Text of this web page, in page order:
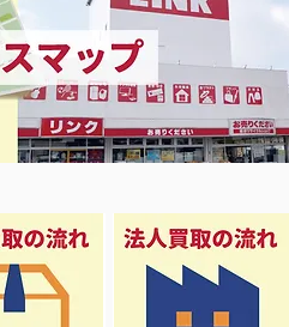
取致しました♡